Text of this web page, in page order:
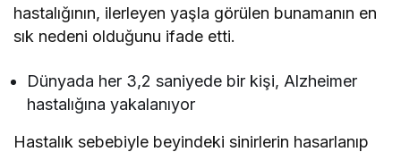
hastalığının, ilerleyen yaşla görülen bunamanın en
sık nedeni olduğunu ifade etti.
Dünyada her 3,2 saniyede bir kişi, Alzheimer
hastalığına yakalanıyor
Hastalık sebebiyle beyindeki sinirlerin hasarlanıp